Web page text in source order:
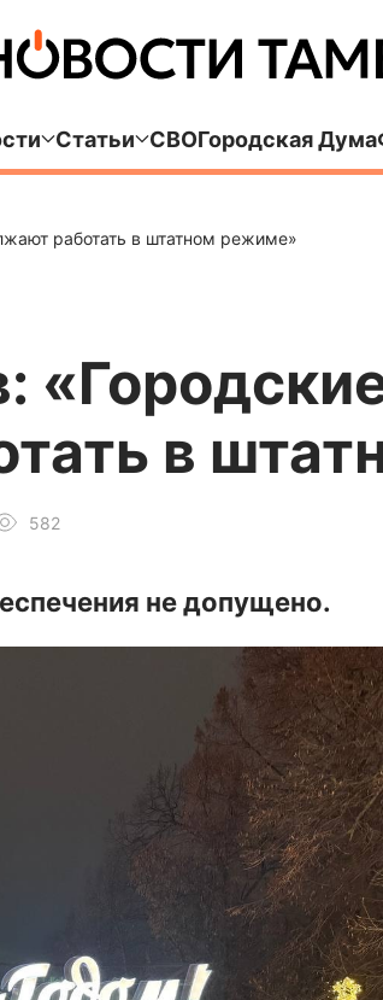
Статьи СВОГородская Дума
работать в штатном режиме»
в
582
не допущено.